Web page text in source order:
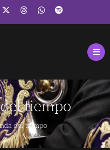
tiempo
del tiempo